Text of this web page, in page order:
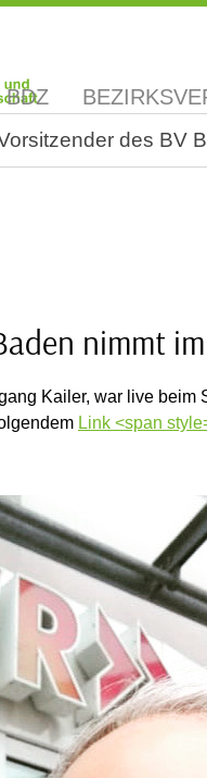
BDZ
des BV
nimmt
Kailer, war live
Link <span